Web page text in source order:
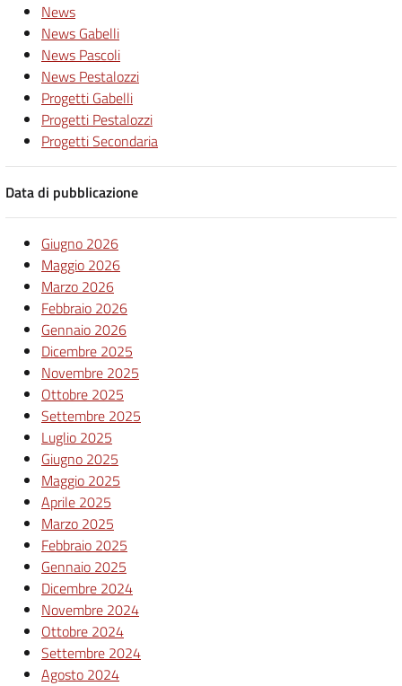
News
News Gabelli
News Pascoli
News Pestalozzi
Progetti Gabelli
Progetti Pestalozzi
Progetti Secondaria
Data di pubblicazione
Giugno 2026
Maggio 2026
Marzo 2026
Febbraio 2026
Gennaio 2026
Dicembre 2025
Novembre 2025
Ottobre 2025
Settembre 2025
Luglio 2025
Giugno 2025
Maggio 2025
Aprile 2025
Marzo 2025
Febbraio 2025
Gennaio 2025
Dicembre 2024
Novembre 2024
Ottobre 2024
Settembre 2024
Agosto 2024